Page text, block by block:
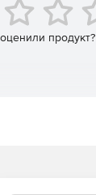
продукт?